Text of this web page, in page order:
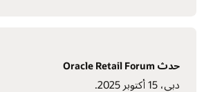
حدث Oracle Retail Forum
دبي، 15 أكتوبر 2025.